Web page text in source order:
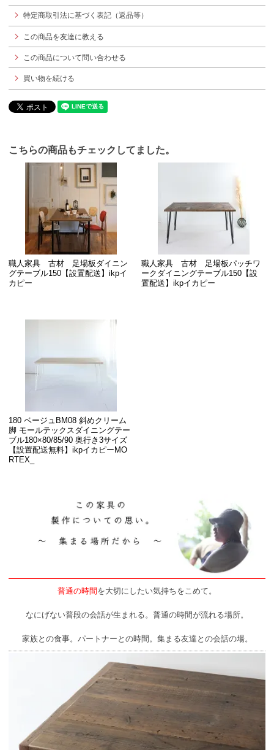
特定商取引法に基づく表記（返品等）
この商品を友達に教える
この商品について問い合わせる
買い物を続ける
こちらの商品もチェックしてました。
職人家具 古材 足場板ダイニン
グテーブル150【設置配送】ikpイ
カピー
職人家具 古材 足場板パッチワ
ークダイニングテーブル150【設
置配送】ikpイカピー
180 ベージュBM08 斜めクリーム
脚 モールテックスダイニングテー
ブル180×80/85/90 奥行き3サイズ
【設置配送無料】ikpイカピーMO
RTEX_
普通の時間 を大切にしたい気持ちをこめて。
なにげない普段の会話が生まれる。普通の時間が流れる場所。
家族との食事。パートナーとの時間。集まる友達との会話の場。